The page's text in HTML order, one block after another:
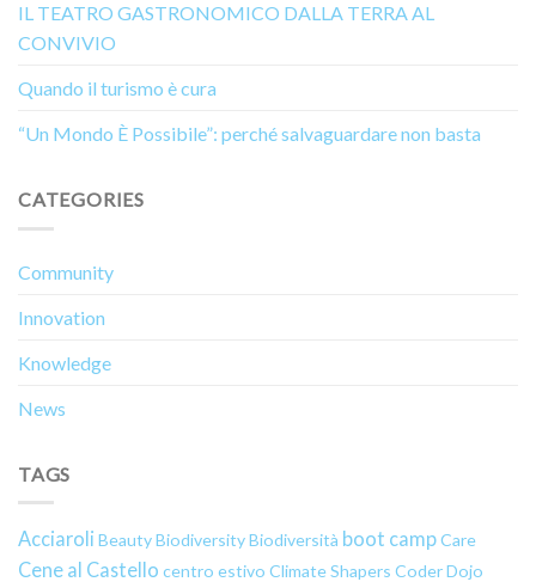
IL TEATRO GASTRONOMICO DALLA TERRA AL
CONVIVIO
Quando il turismo è cura
“Un Mondo È Possibile”: perché salvaguardare non basta
CATEGORIES
Community
Innovation
Knowledge
News
TAGS
Acciaroli BeautyBiodiversityBiodiversità boot campCare
Cene al Castello centro estivo Climate Shapers Coder Dojo